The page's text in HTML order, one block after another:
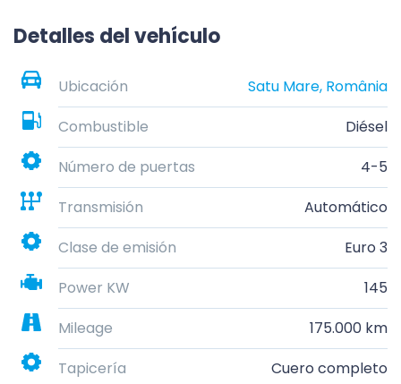
Detalles del vehículo
Ubicación
Satu Mare, România
Combustible
Diésel
Número de puertas
4-5
Transmisión
Automático
Clase de emisión
Euro 3
Power KW
145
Mileage
175.000 km
Tapicería
Cuero completo